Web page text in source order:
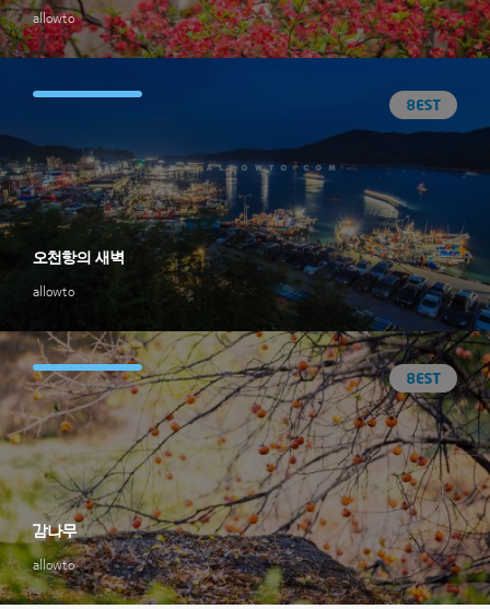
allowto
allowto
오천항의 새벽
allowto
감나무